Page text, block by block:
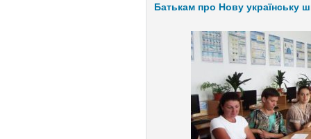
Батькам про Нову українську